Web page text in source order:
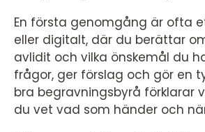
En första genomgång är ofta
eller digitalt, där du berättar
avlidit och vilka önskemål du
frågor, ger förslag och gör en
bra begravningsbyrå förklarar
du vet vad som händer och